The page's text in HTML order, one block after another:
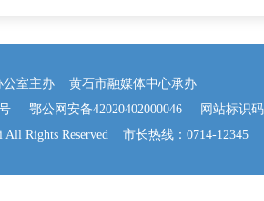
公室主办 黄石市融媒体中心承办
鄂公网安备42020402000046 网站标识码
All Rights Reserved 市长热线：0714-12345